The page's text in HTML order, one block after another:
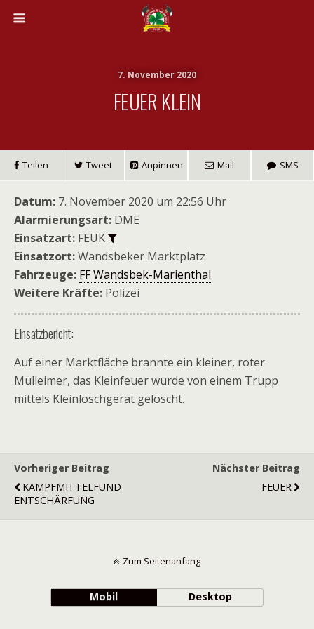
7. November 2020
FEUER KLEIN
Teilen Tweet Anpinnen Mail SMS
Datum: 7. November 2020 um 22:56 Uhr
Alarmierungsart: DME
Einsatzart: FEUK
Einsatzort:Wandsbeker Marktplatz
Fahrzeuge: FF Wandsbek-Marienthal
Weitere Kräfte: Polizei
Einsatzbericht:
Auf einer Marktfläche brannte ein kleiner, roter
Mülleimer, das Kleinfeuer wurde von einem Trupp
mittels Kleinlöschgerät gelöscht.
Vorheriger Beitrag
KAMPFMITTELFUND
ENTSCHÄRFUNG
Nächster Beitrag
FEUER
Zum Seitenanfang
Mobil Desktop